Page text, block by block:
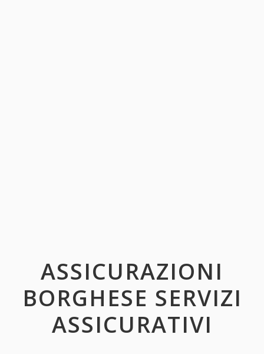
ASSICURAZIONI
BORGHESE SERVIZI
ASSICURATIVI